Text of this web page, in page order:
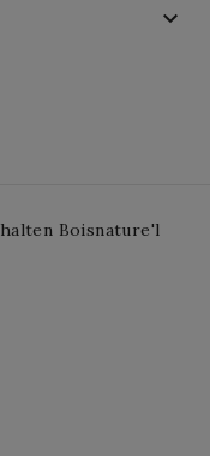

Boisnature'l